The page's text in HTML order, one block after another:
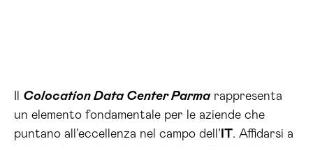
Colocation Data Center Parmarappresenta
un elemento fondamentale per le aziende che
puntano all’eccellenza nel campo dell’ IT. Affidarsi a